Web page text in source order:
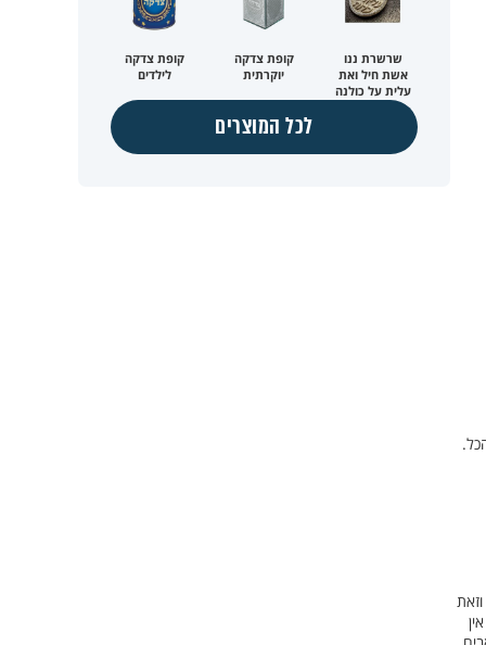
שרשרת ננו
אשת חיל ואת
עלית על כולנה
קופת צדקה
יוקרתית
קופת צדקה
לילדים
לכל המוצרים